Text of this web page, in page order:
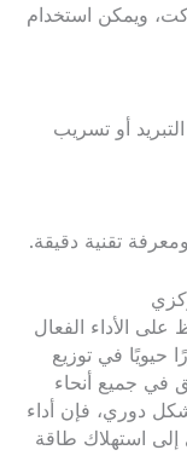
ويمكن استخدام
أو تسريب
تقنية دقيقة.
الأداء الفعال
حيويًا في توزيع
في جميع أنحاء
دوري، فإن أداء
إلى استهلاك طاقة